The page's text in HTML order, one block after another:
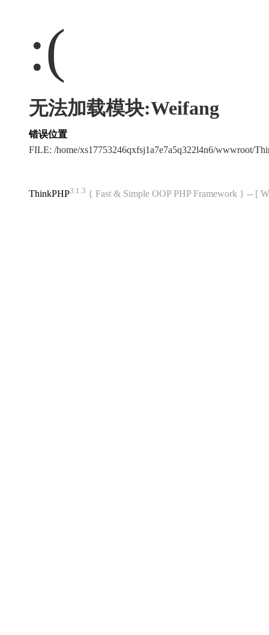
:(
无法加载模块:Weifang
错误位置
FILE: /home/xs17753246qxfsj1a7e7a5q322l4n6/wwwroot/
ThinkPHP3.1.3 { Fast & Simple OOP PHP Framework } -- [